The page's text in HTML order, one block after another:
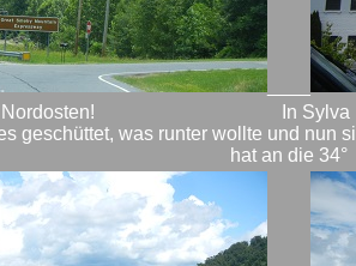
Nordosten! In Sylva
geschüttet, was runter wollte und nun
hat an die 34°